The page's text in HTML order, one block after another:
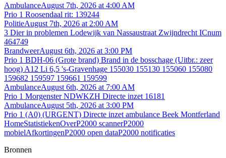
AmbulanceAugust 7th, 2026 at 4:00 AM
Prio 1 Roosendaal rit: 139244
PolitieAugust 7th, 2026 at 2:00 AM
3 Dier in problemen Lodewijk van Nassaustraat Zwijndrecht ICnum
464749
BrandweerAugust 6th, 2026 at 3:00 PM
Prio 1 BDH-06 (Grote brand) Brand in de bosschage (Uitbr.: zeer
hoog) A12 Li 6,5 's-Gravenhage 155030 155130 155060 155080
159682 159597 159661 159599
AmbulanceAugust 6th, 2026 at 7:00 AM
Prio 1 Morgenster NDWKZH Directe inzet 16181
AmbulanceAugust 5th, 2026 at 3:00 PM
Prio 1 (A0) (URGENT) Directe inzet ambulance Beek Montferland
HomeStatistiekenOverP2000 scannerP2000
mobielAfkortingenP2000 open dataP2000 notificaties
Bronnen